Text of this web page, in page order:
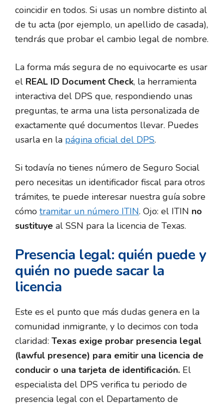
coincidir en todos. Si usas un nombre distinto al
de tu acta (por ejemplo, un apellido de casada),
tendrás que probar el cambio legal de nombre.
La forma más segura de no equivocarte es usar
el REAL ID Document Check, la herramienta
interactiva del DPS que, respondiendo unas
preguntas, te arma una lista personalizada de
exactamente qué documentos llevar. Puedes
usarla en la página oficial del DPS.
Si todavía no tienes número de Seguro Social
pero necesitas un identificador fiscal para otros
trámites, te puede interesar nuestra guía sobre
cómo tramitar un número ITIN. Ojo: el ITIN no
sustituye al SSN para la licencia de Texas.
Presencia legal: quién puede y
quién no puede sacar la
licencia
Este es el punto que más dudas genera en la
comunidad inmigrante, y lo decimos con toda
claridad: Texas exige probar presencia legal
(lawful presence) para emitir una licencia de
conducir o una tarjeta de identificación. El
especialista del DPS verifica tu periodo de
presencia legal con el Departamento de